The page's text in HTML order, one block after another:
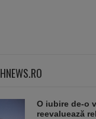
O iubire de-o
reevaluează